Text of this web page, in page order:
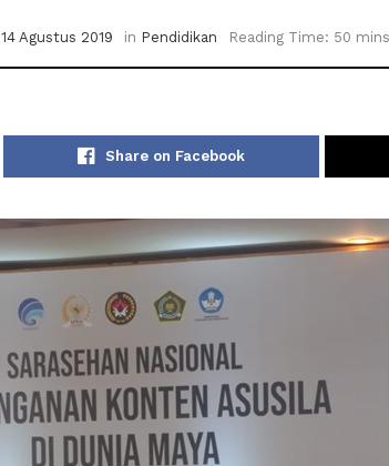
14 Agustus 2019 in Pendidikan Reading Time: 50
Share on Facebook